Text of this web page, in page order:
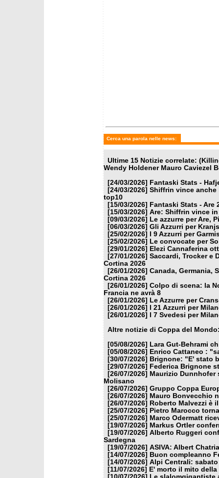
Cerca una parola nelle news:
Ultime 15 Notizie correlate:
Wendy Holdener Mauro Caviezel
[24/03/2026]
Fantaski Stats -
[24/03/2026] Shiffrin vince anche
top10
[15/03/2026]
Fantaski Stats - Are
[15/03/2026] Are: Shiffrin vince
[09/03/2026]
Le azzurre per Are,
[06/03/2026] Gli Azzurri per
[25/02/2026]
I 9 Azzurri per
[25/02/2026]
Le convocate per
[29/01/2026]
Elezi Cannaferina
[27/01/2026] Saccardi, Trocker e
Cortina 2026
[26/01/2026] Canada, Germania,
Cortina 2026
[26/01/2026] Colpo di scena: la
Francia ne avrà 8
[26/01/2026]
Le Azzurre per
[26/01/2026]
I 21 Azzurri per
[26/01/2026]
I 7 Svedesi per
Altre notizie di Coppa del
[05/08/2026]
Lara Gut-Behrami
[05/08/2026]
Enrico Cattaneo :
[30/07/2026]
Brignone: "E' stato
[29/07/2026]
Federica Brignone
[26/07/2026] Maurizio Dunnhofer
Molisano
[26/07/2026] Gruppo Coppa
[26/07/2026] Mauro Bonvecchio
[26/07/2026]
Roberto Malvezzi è
[25/07/2026]
Pietro Marocco
[25/07/2026] Marco Odermatt
[19/07/2026] Markus Ortler
[19/07/2026] Alberto Ruggeri
Sardegna
[19/07/2026] ASIVA: Albert
[14/07/2026]
Buon compleanno
[14/07/2026] Alpi Centrali:
[11/07/2026]
E' morto il mito